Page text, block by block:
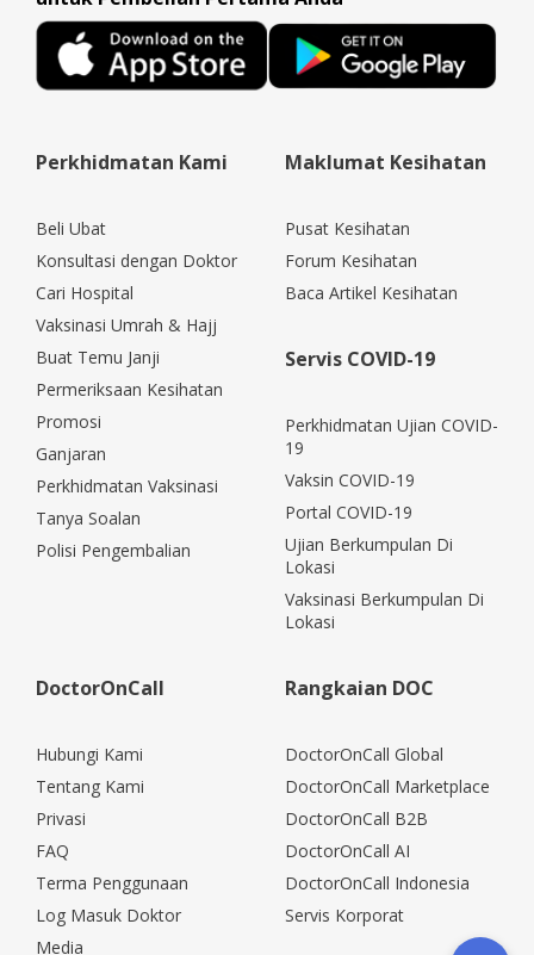
Perkhidmatan Kami
Beli Ubat
Konsultasi dengan Doktor
Cari Hospital
Vaksinasi Umrah & Hajj
Buat Temu Janji
Permeriksaan Kesihatan
Promosi
Ganjaran
Perkhidmatan Vaksinasi
Tanya Soalan
Polisi Pengembalian
Maklumat Kesihatan
Pusat Kesihatan
Forum Kesihatan
Baca Artikel Kesihatan
Servis COVID-19
Perkhidmatan Ujian COVID-
19
Vaksin COVID-19
Portal COVID-19
Ujian Berkumpulan Di
Lokasi
Vaksinasi Berkumpulan Di
Lokasi
DoctorOnCall
Hubungi Kami
Tentang Kami
Privasi
FAQ
Terma Penggunaan
Log Masuk Doktor
Media
Rangkaian DOC
DoctorOnCall Global
DoctorOnCall Marketplace
DoctorOnCall B2B
DoctorOnCall AI
DoctorOnCall Indonesia
Servis Korporat